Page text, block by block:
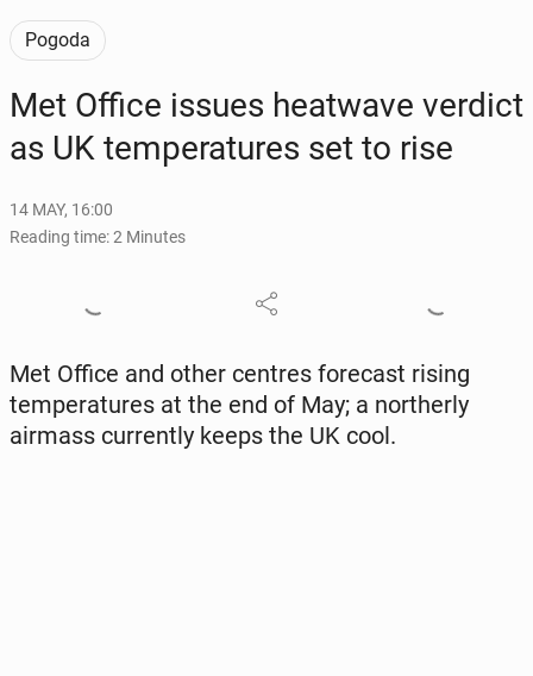
Pogoda
Met Office issues heat­wave verdict
as UK tem­per­a­tures set to rise
14 MAY, 16:00
Reading time: 2 Minutes
Met Office and other centres fore­cast rising
tem­per­a­tures at the end of May; a norther­ly
airmass cur­rent­ly keeps the UK cool.